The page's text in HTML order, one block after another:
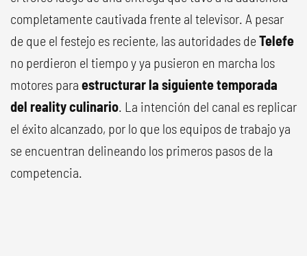
completamente cautivada frente al televisor. A pesar
de que el festejo es reciente, las autoridades deTelefe
no perdieron el tiempo y ya pusieron en marcha los
motores para estructurar la siguiente temporada
del reality culinario. La intención del canal es replicar
el éxito alcanzado, por lo que los equipos de trabajo ya
se encuentran delineando los primeros pasos de la
competencia.